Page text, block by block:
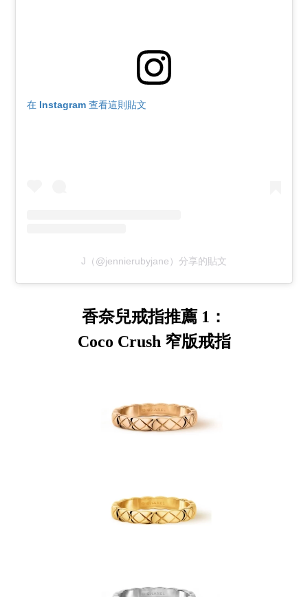
在 Instagram 查看這則貼文
J（@jennierubyjane）分享的貼文
香奈兒戒指推薦 1：
Coco Crush 窄版戒指